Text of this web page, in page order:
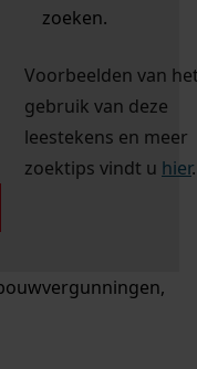
zoeken.
Voorbeelden van
gebruik van deze
leestekens en meer
zoektips vindt u hier.